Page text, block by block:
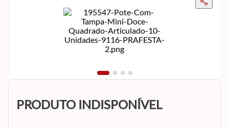
PRODUTO INDISPONÍVEL